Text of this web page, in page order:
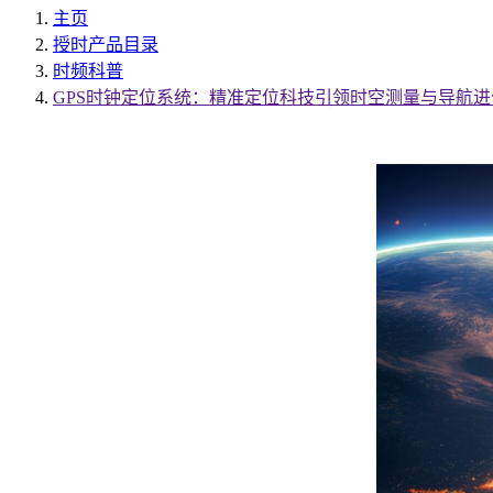
主页
授时产品目录
时频科普
GPS时钟定位系统：精准定位科技引领时空测量与导航